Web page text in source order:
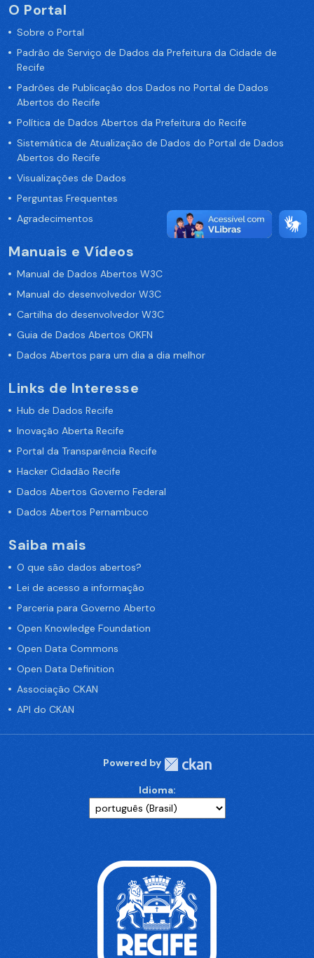
O Portal
Sobre o Portal
Padrão de Serviço de Dados da Prefeitura da Cidade de
Recife
Padrões de Publicação dos Dados no Portal de Dados
Abertos do Recife
Política de Dados Abertos da Prefeitura do Recife
Sistemática de Atualização de Dados do Portal de Dados
Abertos do Recife
Visualizações de Dados
Perguntas Frequentes
Agradecimentos
Manuais e Vídeos
Manual de Dados Abertos W3C
Manual do desenvolvedor W3C
Cartilha do desenvolvedor W3C
Guia de Dados Abertos OKFN
Dados Abertos para um dia a dia melhor
Links de Interesse
Hub de Dados Recife
Inovação Aberta Recife
Portal da Transparência Recife
Hacker Cidadão Recife
Dados Abertos Governo Federal
Dados Abertos Pernambuco
Saiba mais
O que são dados abertos?
Lei de acesso a informação
Parceria para Governo Aberto
Open Knowledge Foundation
Open Data Commons
Open Data Definition
Associação CKAN
API do CKAN
Powered by
Idioma